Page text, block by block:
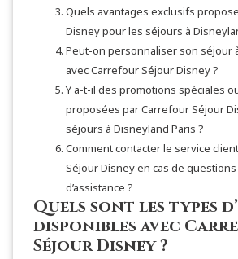
Quels avantages exclusifs
Disney pour les séjours à
Peut-on personnaliser son séjour
avec Carrefour Séjour Disney ?
Y a-t-il des promotions spéciales
proposées par Carrefour Séjour
séjours à Disneyland Paris ?
Comment contacter le service
Séjour Disney en cas de
d’assistance ?
Quels sont les types
disponibles avec
Séjour Disney ?